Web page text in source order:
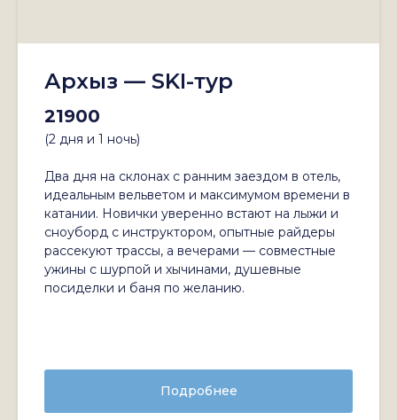
Архыз — SKI-тур
21900
(2 дня и 1 ночь)
Два дня на склонах с ранним заездом в отель,
идеальным вельветом и максимумом времени в
катании. Новички уверенно встают на лыжи и
сноуборд с инструктором, опытные райдеры
рассекуют трассы, а вечерами — совместные
ужины с шурпой и хычинами, душевные
посиделки и баня по желанию.
Подробнее